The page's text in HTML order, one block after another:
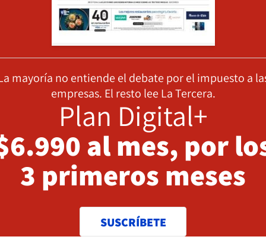
mayoría no entiende el debate por el impuesto a
empresas. El resto lee La Tercera.
Plan Digital+
al mes, por
3 primeros meses
SUSCRÍBETE